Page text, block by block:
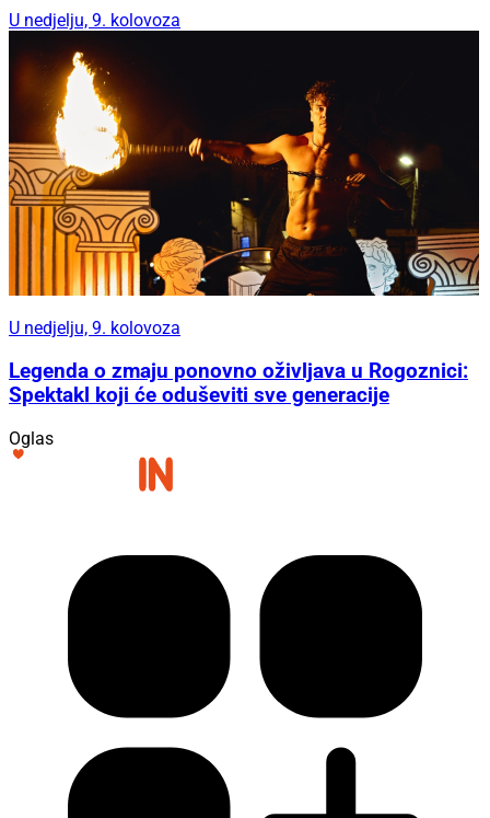
U nedjelju, 9. kolovoza
U nedjelju, 9. kolovoza
Legenda o zmaju ponovno oživljava u Rogoznici:
Spektakl koji će oduševiti sve generacije
Oglas